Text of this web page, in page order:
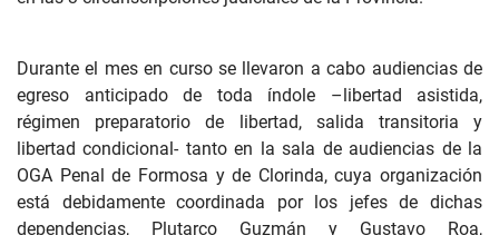
Durante el mes en curso se llevaron a cabo audiencias de
egreso anticipado de toda índole –libertad asistida,
régimen preparatorio de libertad, salida transitoria y
libertad condicional- tanto en la sala de audiencias de la
OGA Penal de Formosa y de Clorinda, cuya organización
está debidamente coordinada por los jefes de dichas
dependencias, Plutarco Guzmán y Gustavo Roa,